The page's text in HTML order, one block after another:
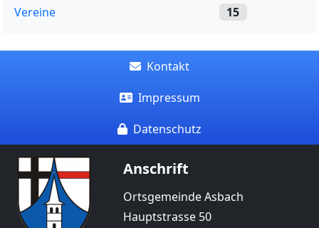
Vereine
15
Kontakt
Impressum
Datenschutz
Anschrift
Ortsgemeinde Asbach
Hauptstrasse 50